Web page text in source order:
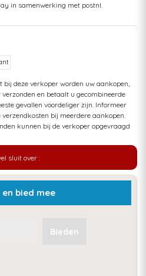
in samenwerking met postnl.
bij deze verkoper worden uw aankopen,
en betaalt u gecombineerde
gevallen voordeliger zijn. Informeer
bij meerdere aankopen.
kunnen bij de verkoper opgevraagd
sluit over :
en bied mee